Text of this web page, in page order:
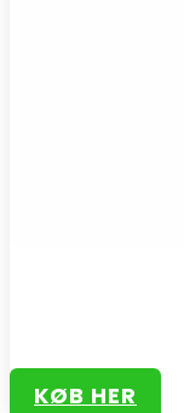
KØB HER